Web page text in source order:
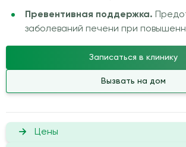
Превентивная поддержка.
заболеваний печени при
Записаться в клинику
Вызвать на дом
Цены